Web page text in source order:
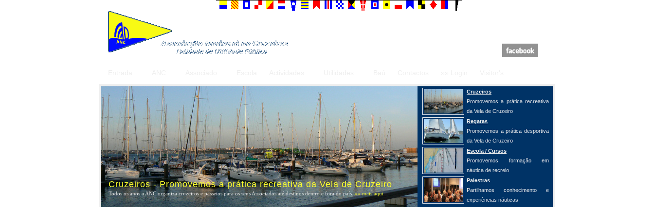
Cruzeiros
Promovemos a prática recreativa
da Vela de Cruzeiro
Regatas
Promovemos a prática desportiva
da Vela de Cruzeiro
Escola / Cursos
Promovemos formação em
náutica de recreio
Palestras
Partilhamos conhecimento e
experiências náuticas
Cruzeiros - Promovemos a prática recreativa da Vela de Cruzeiro
Todos os anos a ANC organiza cruzeiros e passeios para os seus Associados até destinos dentro e fora do país.»» mais aqui